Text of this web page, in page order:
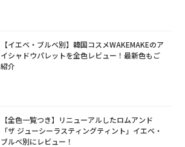
【イエベ・ブルベ別】韓国コスメWAKEMAKEのア
イシャドウパレットを全色レビュー！最新色もご
紹介
【全色一覧つき】リニューアルしたロムアンド
「ザ ジューシーラスティングティント」イエベ・
ブルベ別にレビュー！